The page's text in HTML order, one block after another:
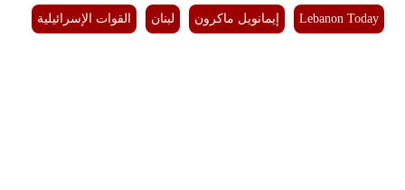
Lebanon Today إيمانويل ماكرون لبنان القوات الإسرائيلية